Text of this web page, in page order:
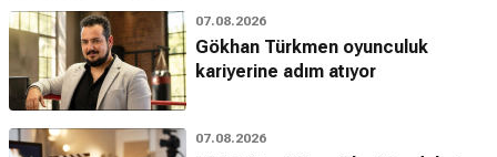
07.08.2026
Gökhan Türkmen oyunculuk
kariyerine adım atıyor
07.08.2026